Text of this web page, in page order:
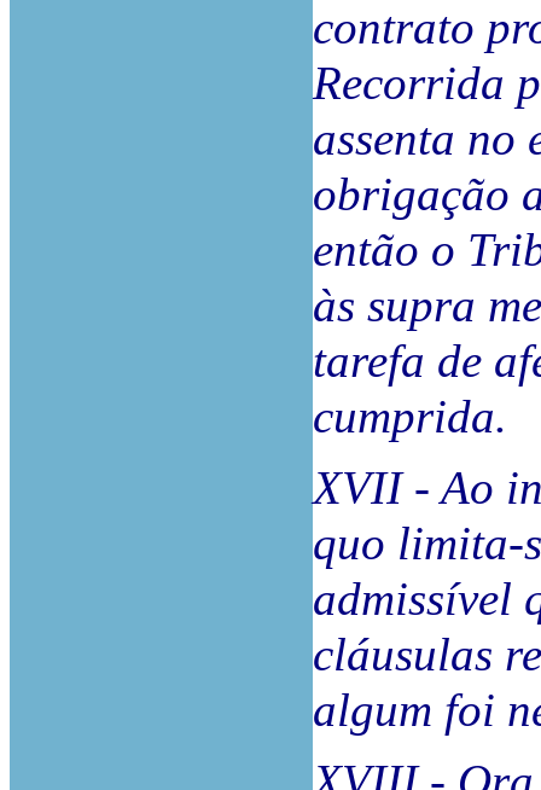
contrato
Recorrida
assenta no
obrigação
então o
às supra
tarefa de
cumprida.
XVII - Ao
quo limita-
admissível
cláusulas
algum foi